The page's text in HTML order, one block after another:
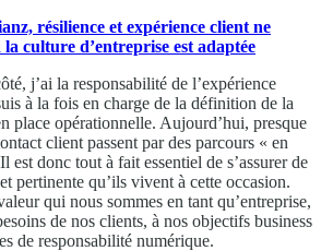
résilience et expérience client ne
la culture d’entreprise est adaptée
j’ai la responsabilité de l’expérience
à la fois en charge de la définition de la
place opérationnelle. Aujourd’hui, presque
client passent par des parcours « en
est donc tout à fait essentiel de s’assurer de
pertinente qu’ils vivent à cette occasion.
qui nous sommes en tant qu’entreprise,
de nos clients, à nos objectifs business
de responsabilité numérique.